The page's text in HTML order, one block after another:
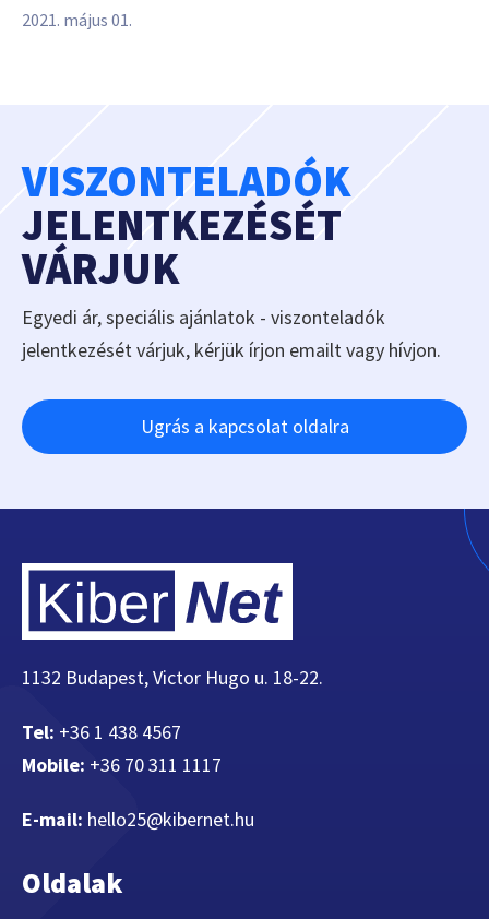
2021. május 01.
VISZONTELADÓK
JELENTKEZÉSÉT
VÁRJUK
Egyedi ár, speciális ajánlatok - viszonteladók
jelentkezését várjuk, kérjük írjon emailt vagy hívjon.
Ugrás a kapcsolat oldalra
1132 Budapest, Victor Hugo u. 18-22.
Tel: +36 1 438 4567
Mobile: +36 70 311 1117
E-mail: hello25@kibernet.hu
Oldalak